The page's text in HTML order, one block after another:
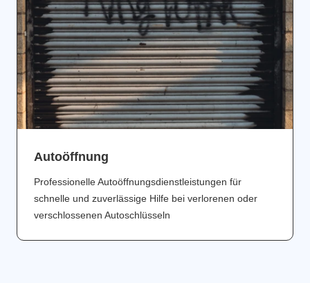
Аutoöffnung
Professionelle Autoöffnungsdienstleistungen für
schnelle und zuverlässige Hilfe bei verlorenen oder
verschlossenen Autoschlüsseln